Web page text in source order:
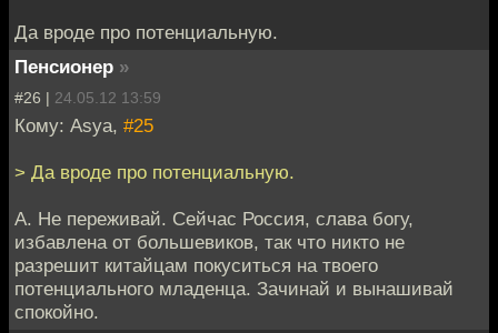
Да вроде про потенциальную.
Пенсионер »
#26 | 24.05.12 13:59
Кому: Asya, #25
> Да вроде про потенциальную.
А. Не переживай. Сейчас Россия, слава богу,
избавлена от большевиков, так что никто не
разрешит китайцам покуситься на твоего
потенциального младенца. Зачинай и вынашивай
спокойно.